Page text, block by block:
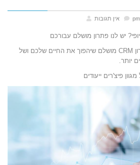
אין תגובות
יש לנו פתרון מושלם עבורכם
פתרון CRM מושלם שיהפוך את החיים שלכם ושל
יותר.